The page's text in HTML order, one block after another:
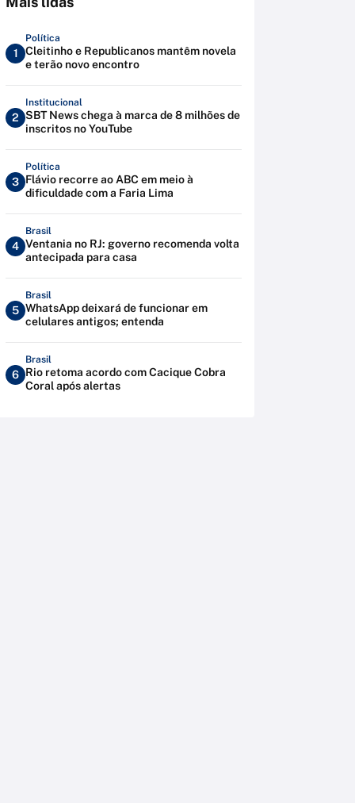
1
Política
Cleitinho e Republicanos mantêm novela
e terão novo encontro
2
Institucional
SBT News chega à marca de 8 milhões de
inscritos no YouTube
3
Política
Flávio recorre ao ABC em meio à
dificuldade com a Faria Lima
4
Brasil
Ventania no RJ: governo recomenda volta
antecipada para casa
5
Brasil
WhatsApp deixará de funcionar em
celulares antigos; entenda
6
Brasil
Rio retoma acordo com Cacique Cobra
Coral após alertas